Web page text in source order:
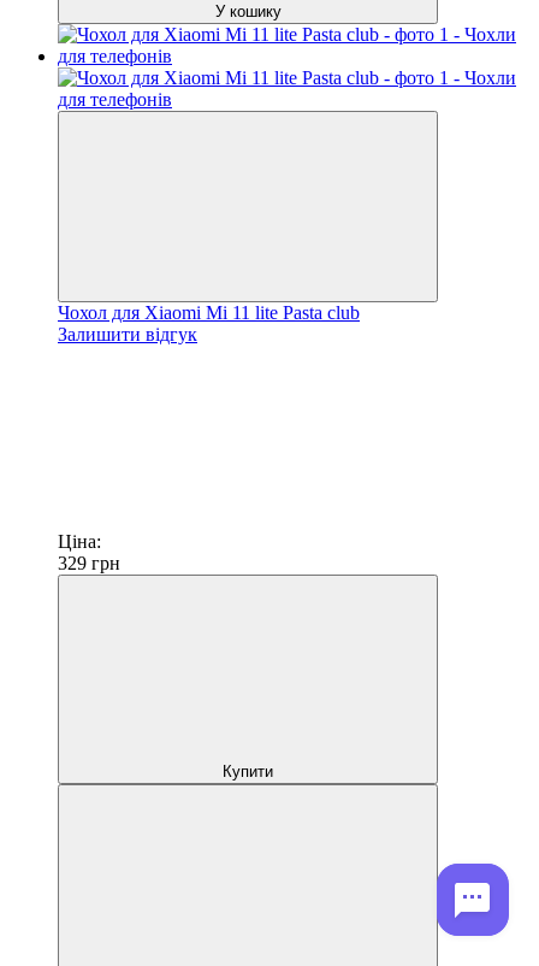
У кошику
Чохол для Xiaomi Mi 11 lite Pasta club
Залишити відгук
Ціна:
329 грн
Купити